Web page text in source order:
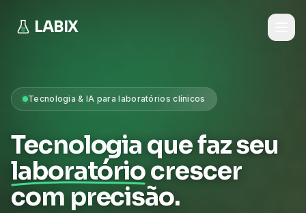
LABIX
Tecnologia & IA para laboratórios clínicos
Tecnologia que faz seu
laboratóriocrescer
com precisão.